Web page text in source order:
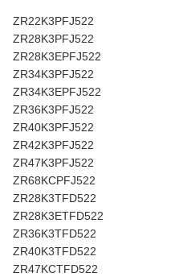
ZR22K3PFJ522
ZR28K3PFJ522
ZR28K3EPFJ522
ZR34K3PFJ522
ZR34K3EPFJ522
ZR36K3PFJ522
ZR40K3PFJ522
ZR42K3PFJ522
ZR47K3PFJ522
ZR68KCPFJ522
ZR28K3TFD522
ZR28K3ETFD522
ZR36K3TFD522
ZR40K3TFD522
ZR47KCTFD522